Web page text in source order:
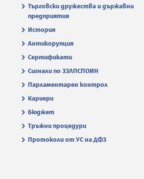
Търговски дружества и държавни
предприятия
История
Антикорупция
Сертификати
Сигнали по ЗЗЛПСПОИН
Парламентарен контрол
Кариери
Бюджет
Тръжни процедури
Протоколи от УС на ДФЗ